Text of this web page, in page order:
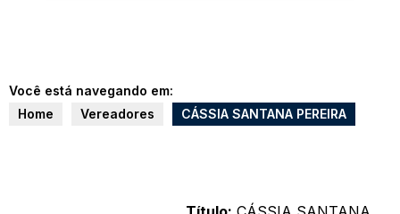
Você está navegando em:
Home
Vereadores CÁSSIA SANTANA PEREIRA